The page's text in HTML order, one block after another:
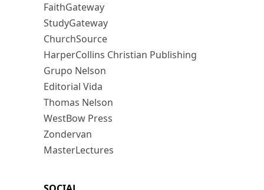
FaithGateway
StudyGateway
ChurchSource
HarperCollins Christian Publishing
Grupo Nelson
Editorial Vida
Thomas Nelson
WestBow Press
Zondervan
MasterLectures